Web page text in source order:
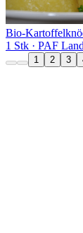
Bio-
1 Stk · PAF
1 2 3